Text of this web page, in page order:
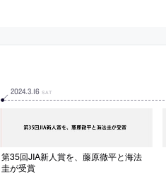
2024.3.16 SAT
第35回JIA新人賞を、藤原徹平と海法
圭が受賞